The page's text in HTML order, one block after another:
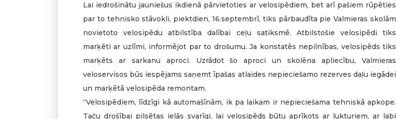
Lai iedrošinātu jauniešus ikdienā pārvietoties ar velosipēdiem, bet arī pašiem rūpēties
par to tehnisko stāvokli, piektdien, 16.septembrī, tiks pārbaudīta pie Valmieras skolām
novietoto velosipēdu atbilstība dalībai ceļu satiksmē. Atbilstošie velosipēdi tiks
marķēti ar uzlīmi, informējot par to drošumu. Ja konstatēs nepilnības, velosipēds tiks
marķēts ar sarkanu aproci. Uzrādot šo aproci un skolēna apliecību, Valmieras
veloservisos būs iespējams saņemt īpašas atlaides nepieciešamo rezerves daļu iegādei
un marķētā velosipēda remontam.
“Velosipēdiem, līdzīgi kā automašīnām, ik pa laikam ir nepieciešama tehniskā apkope.
Taču drošībai pilsētas ielās svarīgi, lai velosipēds būtu aprīkots ar lukturiem, ar labi